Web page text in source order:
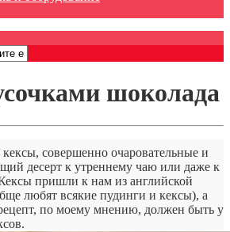
шоколада
кексы, совершенно очаровательные и
десерт к утреннему чаю или даже к
пришли к нам из английской
любят всякие пудинги и кексы), а
по моему мнению, должен быть у